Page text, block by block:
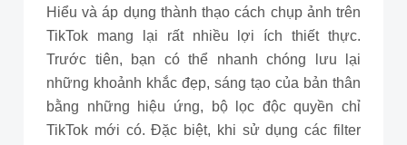
Hiểu và áp dụng thành thạo cách chụp ảnh trên
TikTok mang lại rất nhiều lợi ích thiết thực.
Trước tiên, bạn có thể nhanh chóng lưu lại
những khoảnh khắc đẹp, sáng tạo của bản thân
bằng những hiệu ứng, bộ lọc độc quyền chỉ
TikTok mới có. Đặc biệt, khi sử dụng các filter